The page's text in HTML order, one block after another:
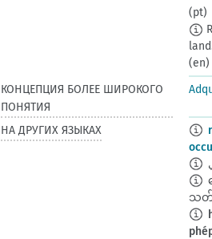
(pt)
(en)
КОНЦЕПЦИЯ БОЛЕЕ ШИРОКОГО
ПОНЯТИЯ
НА ДРУГИХ ЯЗЫКАХ
သ